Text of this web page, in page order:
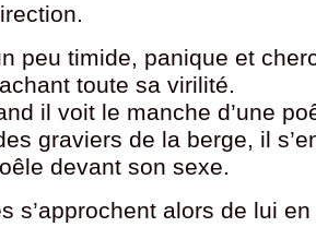
peu timide, panique et
toute sa virilité.
il voit le manche d’une
graviers de la berge, il
devant son sexe.
s’approchent alors de lui